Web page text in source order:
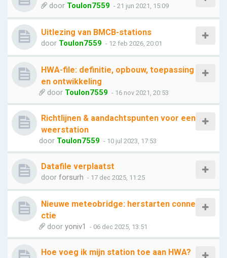
door Toulon7559 - 21 jun 2021, 15:09
Uitlezing van BMCB-stations
door Toulon7559 - 12 feb 2026, 20:01
HWA-file: definitie, opbouw, toepassing
en ontwikkeling
door Toulon7559 - 16 nov 2021, 20:53
Richtlijnen & aandachtspunten voor een
weerstation
door Toulon7559 - 10 jul 2023, 17:53
Datafile verplaatst
door forsurh - 17 dec 2025, 11:25
Nieuwe meteobridge: herstarten conne
ctie
door yoniv1 - 06 dec 2025, 13:51
Hoe voeg ik mijn station toe aan HWA?